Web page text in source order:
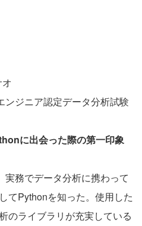
ンジニア認定データ分析試験
に出会った際の第一印象
務でデータ分析に携わって
てPythonを知った。使用した
のライブラリが充実している